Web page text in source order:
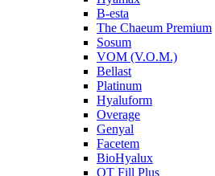
B-esta
The Chaeum Premium
Sosum
VOM (V.O.M.)
Bellast
Platinum
Hyaluform
Overage
Genyal
Facetem
BioHyalux
QT Fill Plus